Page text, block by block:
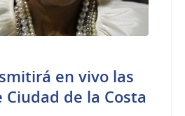
en vivo las
Ciudad de la Costa